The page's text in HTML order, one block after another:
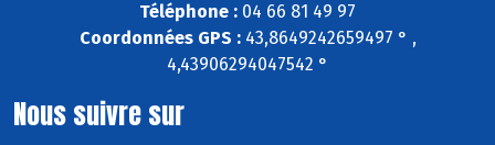
Téléphone : 04 66 81 49 97
Coordonnées GPS :43,8649242659497 ° ,
4,43906294047542 °
Nous suivre sur